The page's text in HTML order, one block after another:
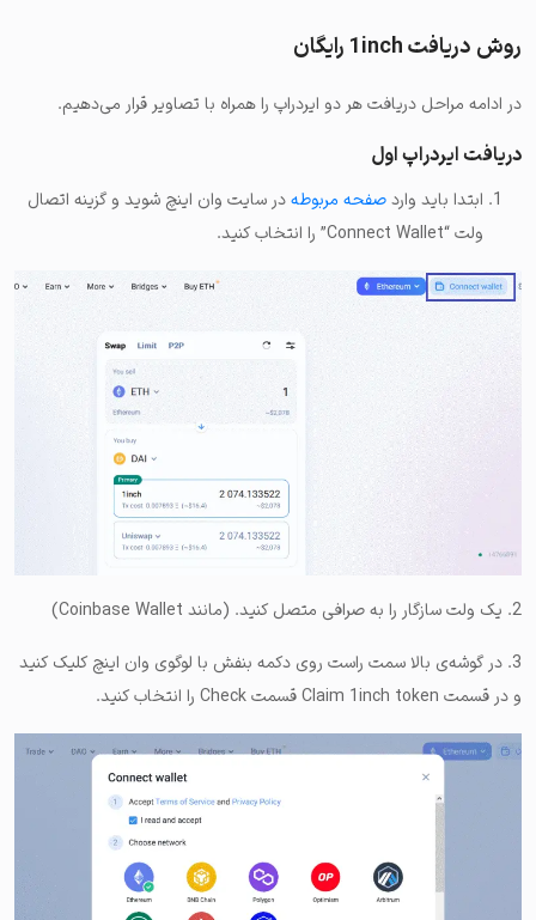
روش دریافت 1inch رایگان
در ادامه مراحل دریافت هر دو ایردراپ را همراه با تصاویر قرار می‌دهیم.
دریافت ایردراپ اول
ابتدا باید واردصفحه مربوطهدر سایت وان اینچ شوید و گزینه اتصال
ولت “Connect Wallet” را انتخاب کنید.
2. یک ولت سازگار را به صرافی متصل کنید. (مانند Coinbase Wallet)
3. در گوشه‌ی بالا سمت راست روی دکمه بنفش با لوگوی وان اینچ کلیک کنید
و در قسمت Claim 1inch token قسمت Check را انتخاب کنید.